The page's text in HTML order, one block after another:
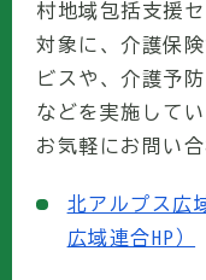
村地域包括支援
対象に、介護保
ビスや、介護予
などを実施してい
お気軽にお問い
北アルプス広
広域連合HP）